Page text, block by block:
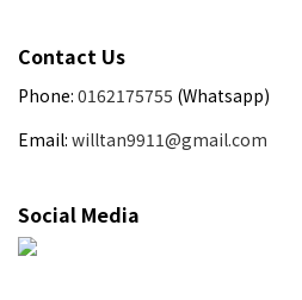
Contact Us
Phone: 0162175755 (Whatsapp)
Email: willtan9911@gmail.com
Social Media